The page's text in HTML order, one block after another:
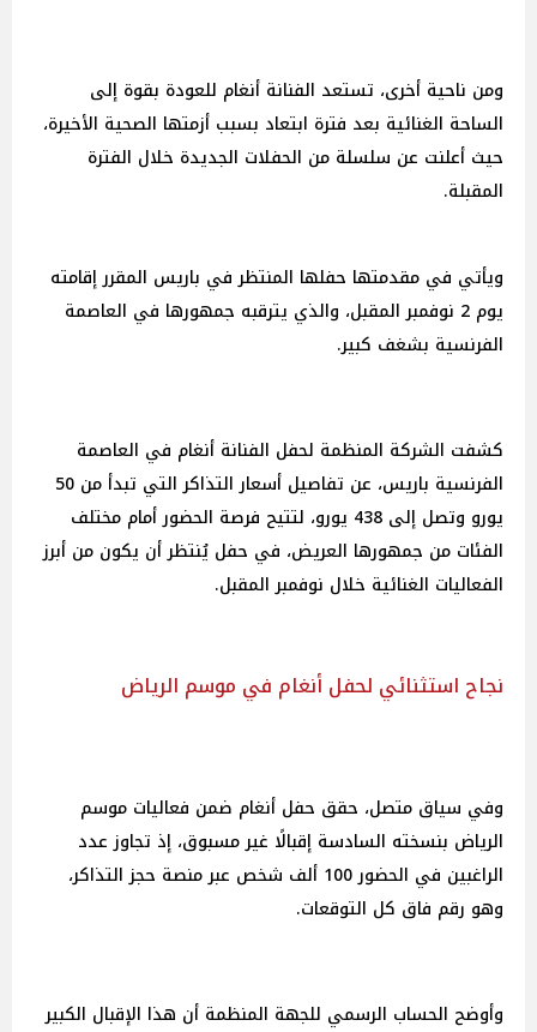
ومن ناحية أخرى، تستعد الفنانة أنغام للعودة بقوة إلى
الساحة الغنائية بعد فترة ابتعاد بسبب أزمتها الصحية الأخيرة،
حيث أعلنت عن سلسلة من الحفلات الجديدة خلال الفترة
المقبلة.
ويأتي في مقدمتها حفلها المنتظر في باريس المقرر إقامته
يوم 2 نوفمبر المقبل، والذي يترقبه جمهورها في العاصمة
الفرنسية بشغف كبير.
كشفت الشركة المنظمة لحفل الفنانة أنغام في العاصمة
الفرنسية باريس، عن تفاصيل أسعار التذاكر التي تبدأ من 50
يورو وتصل إلى 438 يورو، لتتيح فرصة الحضور أمام مختلف
الفئات من جمهورها العريض، في حفل يُنتظر أن يكون من أبرز
الفعاليات الغنائية خلال نوفمبر المقبل.
نجاح استثنائي لحفل أنغام في موسم الرياض
وفي سياق متصل، حقق حفل أنغام ضمن فعاليات موسم
الرياض بنسخته السادسة إقبالًا غير مسبوق، إذ تجاوز عدد
الراغبين في الحضور 100 ألف شخص عبر منصة حجز التذاكر،
وهو رقم فاق كل التوقعات.
وأوضح الحساب الرسمي للجهة المنظمة أن هذا الإقبال الكبير